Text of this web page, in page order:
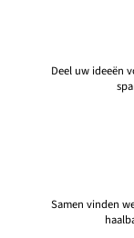
Deel uw ideeën
Samen vinden